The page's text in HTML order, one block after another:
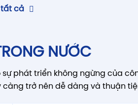
tất cả
NƯỚC
phát triển không ngừng của
trở nên dễ dàng và thuận